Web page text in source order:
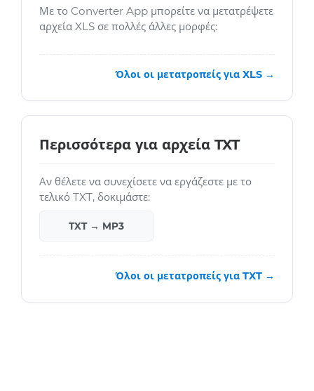
Με το Converter App μπορείτε να μετατρέψετε
αρχεία XLS σε πολλές άλλες μορφές:
Όλοι οι μετατροπείς για XLS →
Περισσότερα για αρχεία TXT
Αν θέλετε να συνεχίσετε να εργάζεστε με το
τελικό TXT, δοκιμάστε:
TXT → MP3
Όλοι οι μετατροπείς για TXT →